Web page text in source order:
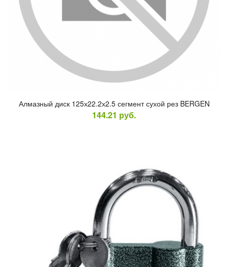
Ал­мазный диск 125х22.2х2.5 сег­мент су­хой рез BERGEN
144.21 руб.